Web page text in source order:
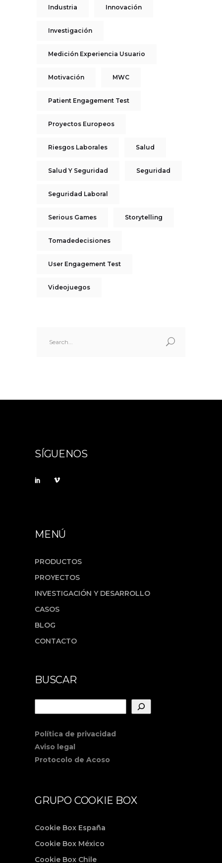
Industria Innovación
Investigación
Medición Experiencia Usuario
Motivación MWC
Patient Engagement Test
Proyectos Europeos
Riesgos Laborales Salud
Salud Y Seguridad Seguridad
Seguridad Laboral
Serious Games Storytelling
Tomadedecisiones
User Engagement Test
Videojuegos
SÍGUENOS
MENÚ
PRODUCTOS
PROYECTOS
INVESTIGACIÓN Y DESARROLLO
CASOS
BLOG
CONTACTO
BUSCAR
Política de privacidad
Aviso legal
Protocolo de Acoso
GRUPO COOKIE BOX
Cookie Box España
Cookie Box México
Cookie Box Chile